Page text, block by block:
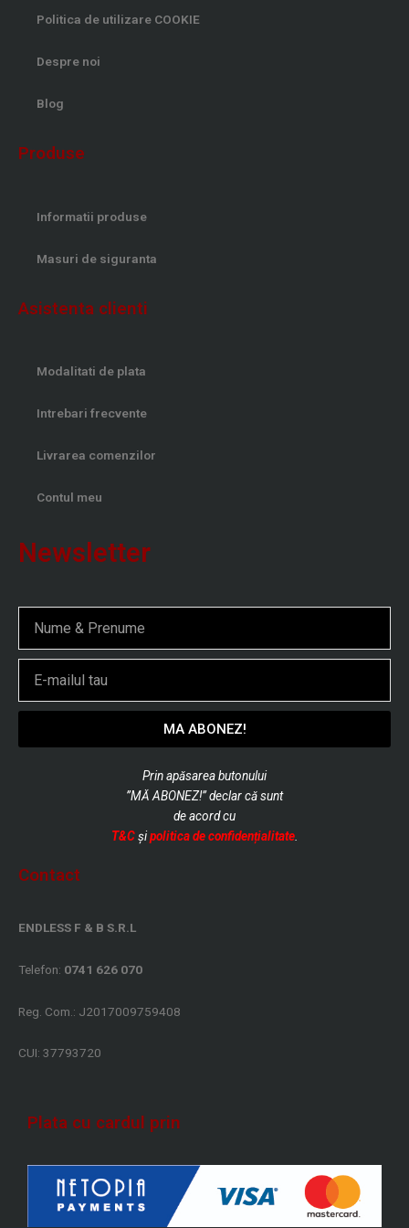
Politica de utilizare COOKIE
Despre noi
Blog
Produse
Informatii produse
Masuri de siguranta
Asistenta clienti
Modalitati de plata
Intrebari frecvente
Livrarea comenzilor
Contul meu
Newsletter
MA ABONEZ!
Prin apăsarea butonului
”MĂ ABONEZ!” declar că sunt
deacord cu
T&C și politica de confidențialitate.
Contact
ENDLESS F & B S.R.L
Telefon: 0741 626 070
Reg. Com.: J2017009759408
CUI: 37793720
Plata cu cardul prin